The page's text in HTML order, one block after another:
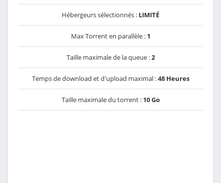
Hébergeurs sélectionnés : LIMITÉ
Max Torrent en parallèle : 1
Taille maximale de la queue :2
Temps de download et d'upload maximal :48 Heures
Taille maximale du torrent : 10 Go